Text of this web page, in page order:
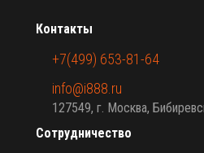
Открыть технические
Цена указана за модель с
уточнения всех возможных
данного изделия обращайтесь
Сотрудничество
Контакты
+7(499) 653-81-64
info@i888.ru
127549, г. Москва,